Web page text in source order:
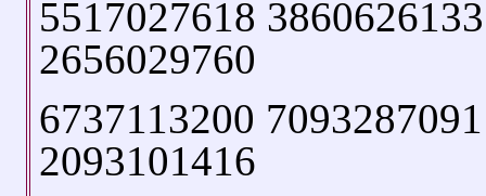
5517027618
2656029760
6737113200
2093101416